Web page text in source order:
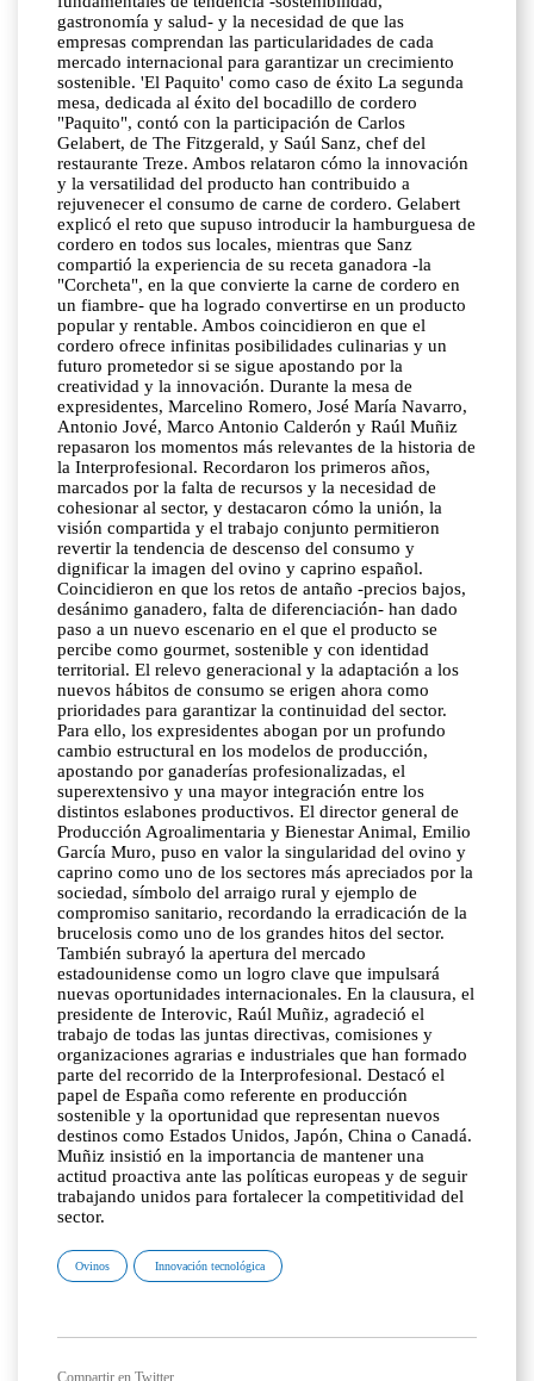
gastronomía y salud- y la necesidad de que las
empresas comprendan las particularidades de cada
mercado internacional para garantizar un crecimiento
sostenible. 'El Paquito' como caso de éxito La segunda
mesa, dedicada al éxito del bocadillo de cordero
"Paquito", contó con la participación de Carlos
Gelabert, de The Fitzgerald, y Saúl Sanz, chef del
restaurante Treze. Ambos relataron cómo la innovación
y la versatilidad del producto han contribuido a
rejuvenecer el consumo de carne de cordero. Gelabert
explicó el reto que supuso introducir la hamburguesa de
cordero en todos sus locales, mientras que Sanz
compartió la experiencia de su receta ganadora -la
"Corcheta", en la que convierte la carne de cordero en
un fiambre- que ha logrado convertirse en un producto
popular y rentable. Ambos coincidieron en que el
cordero ofrece infinitas posibilidades culinarias y un
futuro prometedor si se sigue apostando por la
creatividad y la innovación. Durante la mesa de
expresidentes, Marcelino Romero, José María Navarro,
Antonio Jové, Marco Antonio Calderón y Raúl Muñiz
repasaron los momentos más relevantes de la historia de
la Interprofesional. Recordaron los primeros años,
marcados por la falta de recursos y la necesidad de
cohesionar al sector, y destacaron cómo la unión, la
visión compartida y el trabajo conjunto permitieron
revertir la tendencia de descenso del consumo y
dignificar la imagen del ovino y caprino español.
Coincidieron en que los retos de antaño -precios bajos,
desánimo ganadero, falta de diferenciación- han dado
paso a un nuevo escenario en el que el producto se
percibe como gourmet, sostenible y con identidad
territorial. El relevo generacional y la adaptación a los
nuevos hábitos de consumo se erigen ahora como
prioridades para garantizar la continuidad del sector.
Para ello, los expresidentes abogan por un profundo
cambio estructural en los modelos de producción,
apostando por ganaderías profesionalizadas, el
superextensivo y una mayor integración entre los
distintos eslabones productivos. El director general de
Producción Agroalimentaria y Bienestar Animal, Emilio
García Muro, puso en valor la singularidad del ovino y
caprino como uno de los sectores más apreciados por la
sociedad, símbolo del arraigo rural y ejemplo de
compromiso sanitario, recordando la erradicación de la
brucelosis como uno de los grandes hitos del sector.
También subrayó la apertura del mercado
estadounidense como un logro clave que impulsará
nuevas oportunidades internacionales. En la clausura, el
presidente de Interovic, Raúl Muñiz, agradeció el
trabajo de todas las juntas directivas, comisiones y
organizaciones agrarias e industriales que han formado
parte del recorrido de la Interprofesional. Destacó el
papel de España como referente en producción
sostenible y la oportunidad que representan nuevos
destinos como Estados Unidos, Japón, China o Canadá.
Muñiz insistió en la importancia de mantener una
actitud proactiva ante las políticas europeas y de seguir
trabajando unidos para fortalecer la competitividad del
sector.
Ovinos Innovación tecnológica